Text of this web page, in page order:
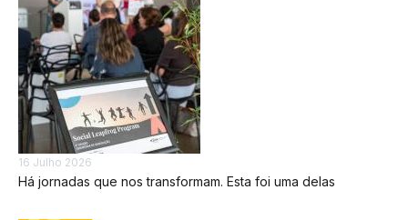
16 Julho 2026
Há jornadas que nos transformam. Esta foi uma delas